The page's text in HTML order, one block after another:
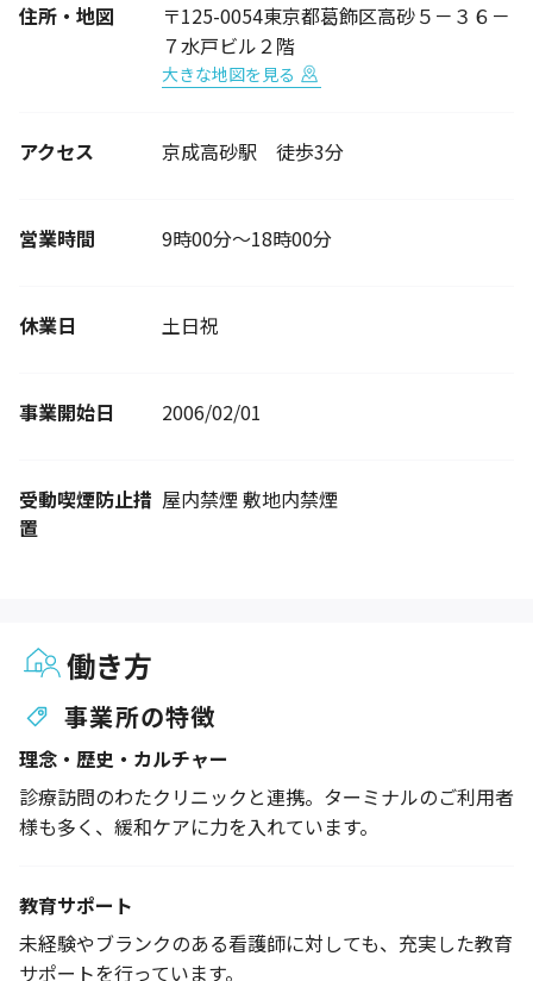
住所・地図
〒125-0054東京都葛飾区高砂５－３６－
７水戸ビル２階
大きな地図を見る
アクセス 京成高砂駅 徒歩3分
営業時間 9時00分～18時00分
休業日 土日祝
事業開始日 2006/02/01
受動喫煙防止措
置
屋内禁煙 敷地内禁煙
働き方
事業所の特徴
理念・歴史・カルチャー
診療訪問のわたクリニックと連携。ターミナルのご利用者
様も多く、緩和ケアに力を入れています。
教育サポート
未経験やブランクのある看護師に対しても、充実した教育
サポートを行っています。